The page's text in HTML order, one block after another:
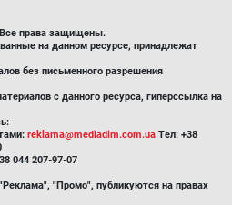
права защищены.
на данном ресурсе, принадлежат
без письменного разрешения
с данного ресурса, гиперссылка на
reklama@mediadim.com.ua Тел: +38
044 207-97-07
"Промо", публикуются на правах